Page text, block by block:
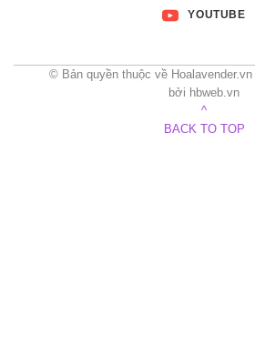
YOUTUBE
© Bản quyền thuộc về
bởi hbweb.vn
^
BACK TO TOP